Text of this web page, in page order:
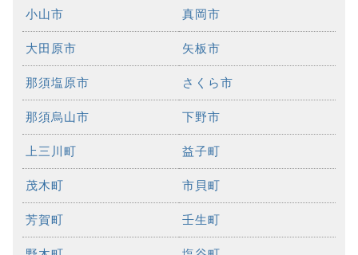
小山市 真岡市
大田原市 矢板市
那須塩原市 さくら市
那須烏山市 下野市
上三川町 益子町
茂木町 市貝町
芳賀町 壬生町